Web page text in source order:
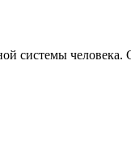
системы человека.